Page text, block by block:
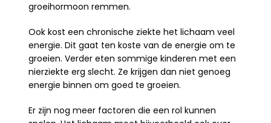
groeihormoon remmen.
Ook kost een chronische ziekte het lichaam veel
energie. Dit gaat ten koste van de energie om te
groeien. Verder eten sommige kinderen met een
nierziekte erg slecht. Ze krijgen dan niet genoeg
energie binnen om goed te groeien.
Er zijn nog meer factoren die een rol kunnen